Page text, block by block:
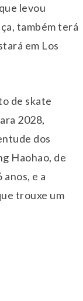
levou
também terá
em Los
de skate
2028,
dos
Haohao, de
e a
trouxe um